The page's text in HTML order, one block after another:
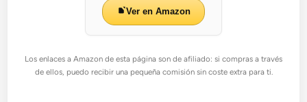
Ver en Amazon
Los enlaces a Amazon de esta página son de afiliado: si compras a través
de ellos, puedo recibir una pequeña comisión sin coste extra para ti.